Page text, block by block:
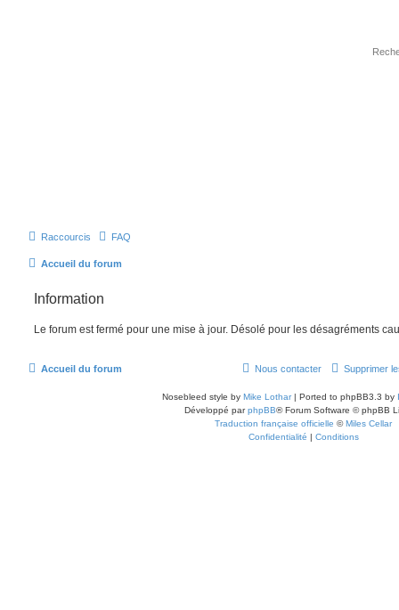
Raccourcis FAQ
Accueil du forum
Information
Le forum est fermé pour une mise à jour. Désolé pour les désagréments
Accueil du forum Supprimer
Nous contacter
Nosebleed style by Mike Lothar| Ported to phpBB3.3 by
Développé parphpBB® Forum Software © phpBB
Traduction française officielle ©Miles Cellar
Confidentialité | Conditions